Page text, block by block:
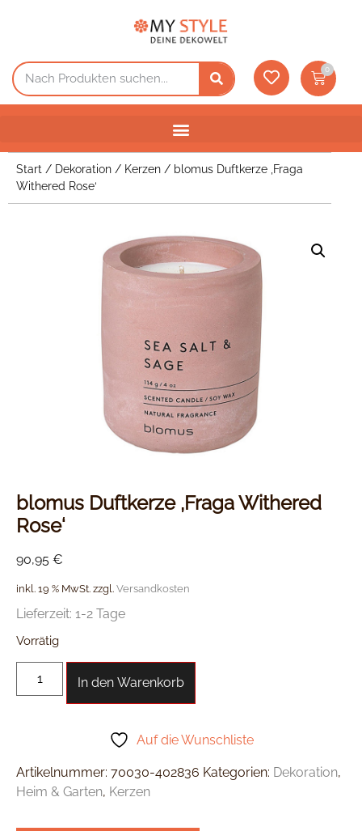
0
Start / Dekoration / Kerzen / blomus Duftkerze ‚Fraga
Withered Rose‘
blomus Duftkerze ‚Fraga Withered
Rose‘
90,95 €
inkl. 19 % MwSt. zzgl. Versandkosten
Lieferzeit: 1-2 Tage
Vorrätig
In den Warenkorb
Auf die Wunschliste
Artikelnummer: 70030-402836 Kategorien: Dekoration,
Heim & Garten, Kerzen